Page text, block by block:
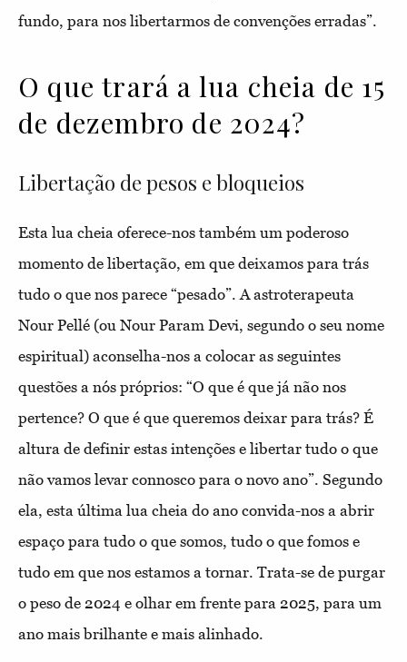
fundo, para nos libertarmos de convenções erradas”.
O que trará a lua cheia de 15
de dezembro de 2024?
Libertação de pesos e bloqueios
Esta lua cheia oferece-nos também um poderoso
momento de libertação, em que deixamos para trás
tudo o que nos parece “pesado”. A astroterapeuta
Nour Pellé (ou Nour Param Devi, segundo o seu nome
espiritual) aconselha-nos a colocar as seguintes
questões a nós próprios: “O que é que já não nos
pertence? O que é que queremos deixar para trás? É
altura de definir estas intenções e libertar tudo o que
não vamos levar connosco para o novo ano”. Segundo
ela, esta última lua cheia do ano convida-nos a abrir
espaço para tudo o que somos, tudo o que fomos e
tudo em que nos estamos a tornar. Trata-se de purgar
o peso de 2024 e olhar em frente para 2025, para um
ano mais brilhante e mais alinhado.